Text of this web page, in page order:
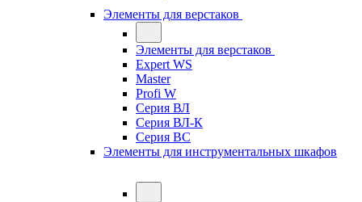
Элементы для верстаков
Элементы для верстаков
Expert WS
Master
Profi W
Серия ВЛ
Серия ВЛ-К
Серия ВС
Элементы для инструментальных шкафов